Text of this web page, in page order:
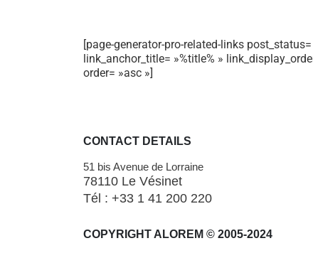
[page-generator-pro-related-links
link_anchor_title= »%title% »
order= »asc »]
CONTACT DETAILS
51 bis Avenue de Lorraine
78110 Le Vésinet
Tél : +33 1 41 200 220
COPYRIGHT ALOREM © 2005-2024